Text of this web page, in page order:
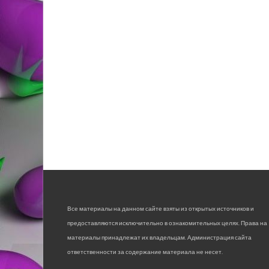
Все материалы на данном сайте взяты из открытых источников и
предоставляются исключительно в ознакомительных целях. Права на
материалы принадлежат их владельцам. Администрация сайта
ответственности за содержание материала не несет.